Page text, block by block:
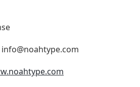
info@noahtype.com